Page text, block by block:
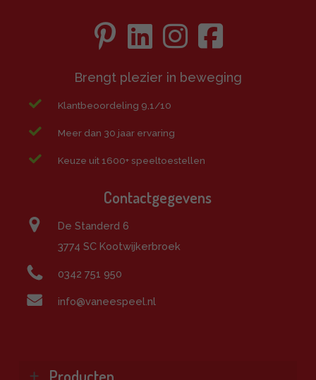
Brengt plezier in beweging
Klantbeoordeling 9,1/10
Meer dan 30 jaar ervaring
Keuze uit 1600+ speeltoestellen
Contactgegevens
De Standerd 6
3774 SC Kootwijkerbroek
0342 751 950
info@vaneespeel.nl
Producten